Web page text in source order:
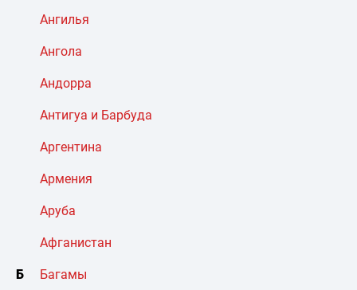
Ангилья
Ангола
Андорра
Антигуа и Барбуда
Аргентина
Армения
Аруба
Афганистан
Б Багамы